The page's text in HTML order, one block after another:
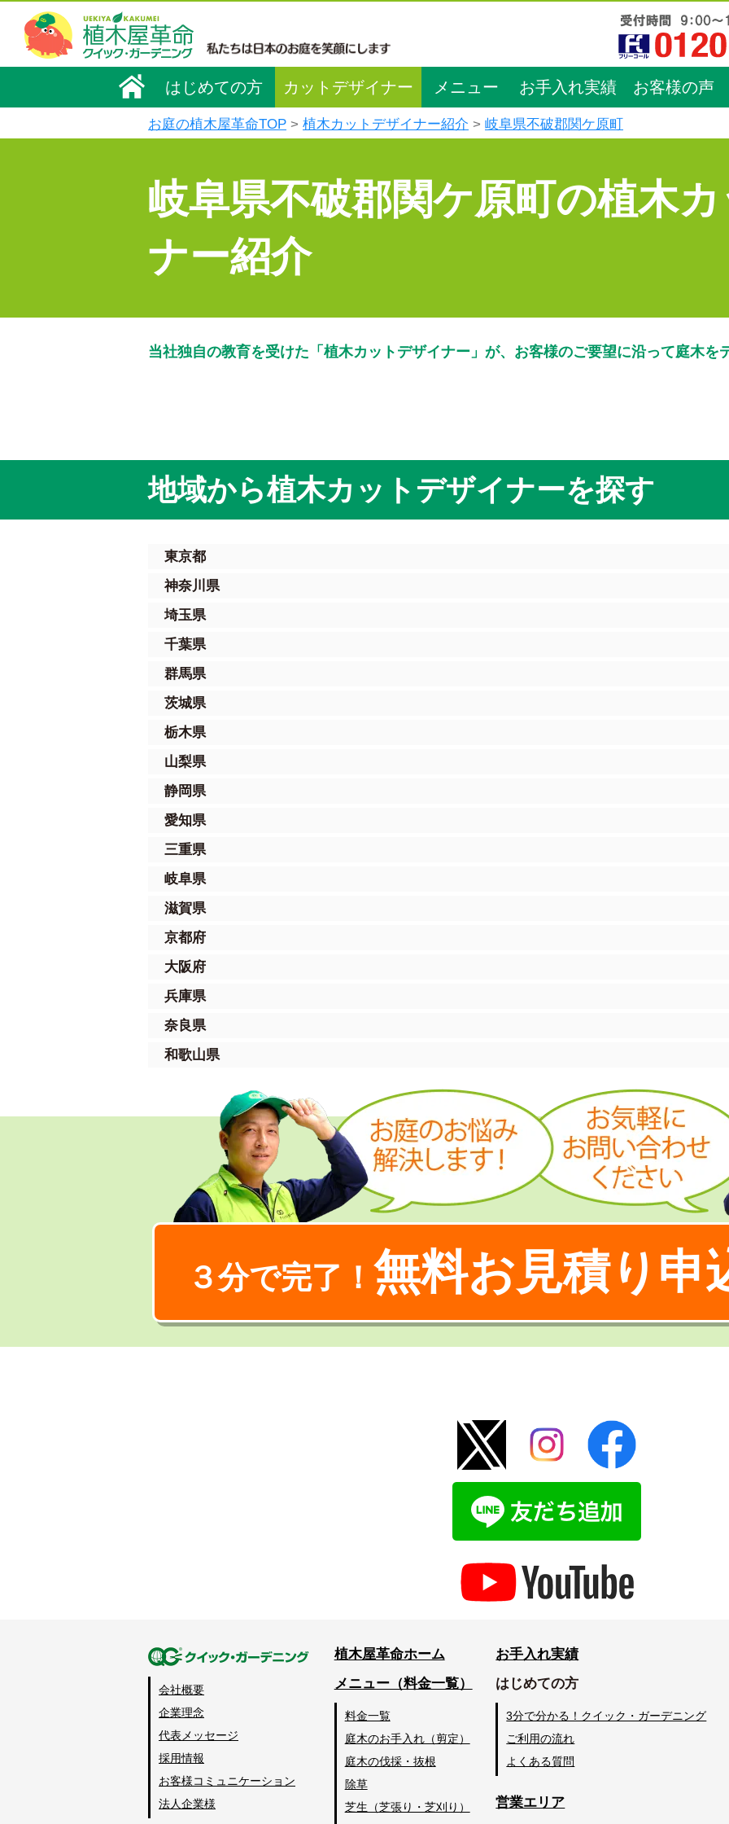
はじめての方 カットデザイナー メニュー お手入れ実績 お客様の声
お庭の植木屋革命TOP 植木カットデザイナー紹介 岐阜県不破郡関ケ原町
岐阜県不破郡関ケ原町の植木
ナー紹介
当社独自の教育を受けた「植木カットデザイナー」が、お客様のご要望に沿って庭木を
地域から植木カットデザイナーを探す
東京都
神奈川県
埼玉県
千葉県
群馬県
茨城県
栃木県
山梨県
静岡県
愛知県
三重県
岐阜県
滋賀県
京都府
大阪府
兵庫県
奈良県
和歌山県
３分で完了！ 無料お見積り申
会社概要
企業理念
代表メッセージ
採用情報
お客様コミュニケーション
法人企業様
植木屋革命ホーム
メニュー（料金一覧）
料金一覧
庭木のお手入れ（剪定）
庭木の伐採・抜根
除草
芝生（芝張り・芝刈り）
お手入れ実績
はじめての方
3分で分かる！クイック・ガーデニング
ご利用の流れ
よくある質問
営業エリア